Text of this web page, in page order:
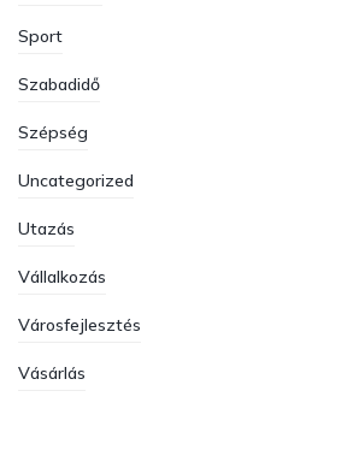
Sport
Szabadidő
Szépség
Uncategorized
Utazás
Vállalkozás
Városfejlesztés
Vásárlás